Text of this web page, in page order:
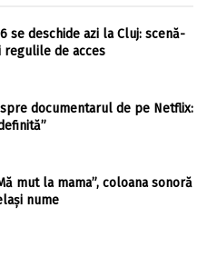
se deschide azi la Cluj: scenă-
de acces
documentarul de pe Netflix:
mut la mama”, coloana sonoră
nume